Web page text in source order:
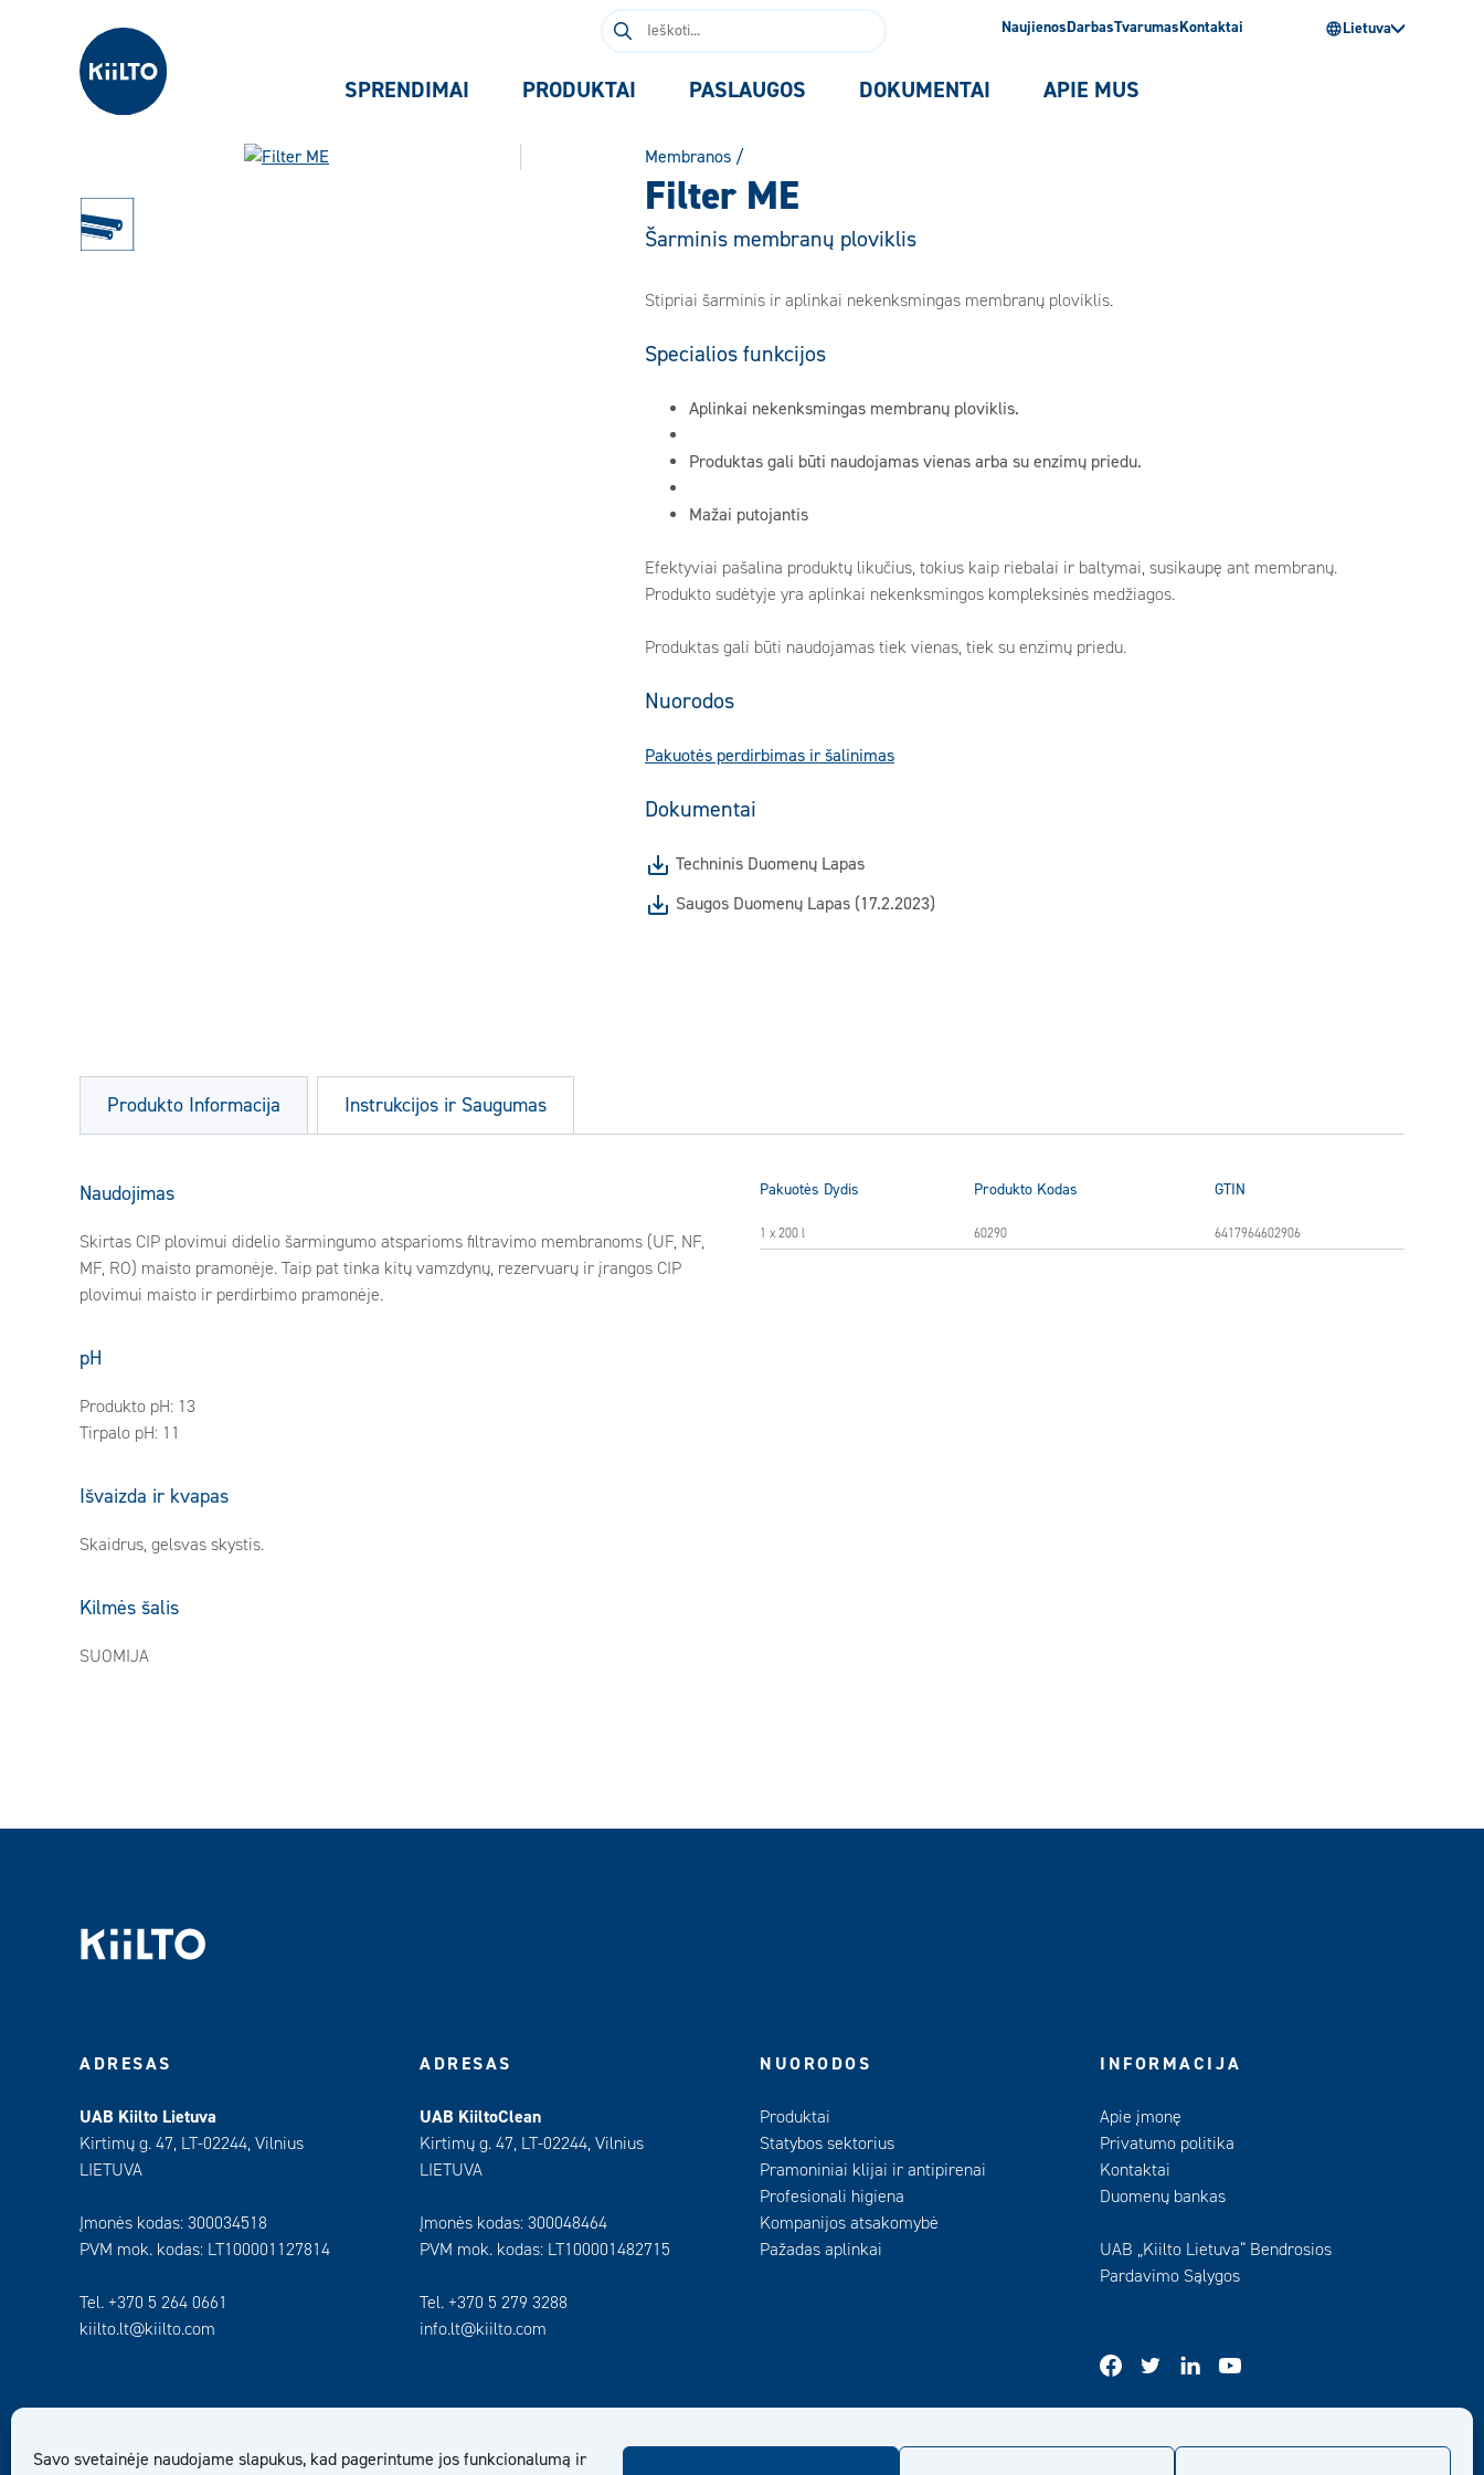
Savo svetainėje naudojame slapukus, kad pagerintume jos funkcionalumą ir
Kiilto Lietuva Ieškoti: NaujienosDarbasTvarumasKontaktai Lietuva
SPRENDIMAI PRODUKTAI PASLAUGOS DOKUMENTAI APIE MUS
Membranos /
Filter ME
Šarminis membranų ploviklis
Stipriai šarminis ir aplinkai nekenksmingas membranų ploviklis.
Specialios funkcijos
Aplinkai nekenksmingas membranų ploviklis.
Produktas gali būti naudojamas vienas arba su enzimų priedu.
Mažai putojantis
Efektyviai pašalina produktų likučius, tokius kaip riebalai ir baltymai, susikaupę ant membranų.
Produkto sudėtyje yra aplinkai nekenksmingos kompleksinės medžiagos.
Produktas gali būti naudojamas tiek vienas, tiek su enzimų priedu.
Nuorodos
Pakuotės perdirbimas ir šalinimas
Dokumentai
Techninis Duomenų Lapas
Saugos Duomenų Lapas (17.2.2023)
Produkto Informacija
Naudojimas
Skirtas CIP plovimui didelio šarmingumo atsparioms filtravimo membranoms (UF, NF,
MF, RO) maisto pramonėje. Taip pat tinka kitų vamzdynų, rezervuarų ir įrangos CIP
plovimui maisto ir perdirbimo pramonėje.
pH
Produkto pH: 13
Tirpalo pH: 11
Išvaizda ir kvapas
Skaidrus, gelsvas skystis.
Kilmės šalis
SUOMIJA
Pakuotės Dydis Produkto Kodas GTIN
1 x 200 l 60290 6417964602906
Instrukcijos ir Saugumas
ADRESAS
UAB Kiilto Lietuva
Kirtimų g. 47, LT-02244, Vilnius
LIETUVA
Įmonės kodas: 300034518
PVM mok. kodas: LT100001127814
Tel. +370 5 264 0661
kiilto.lt@kiilto.com
ADRESAS
UAB KiiltoClean
Kirtimų g. 47, LT-02244, Vilnius
LIETUVA
Įmonės kodas: 300048464
PVM mok. kodas: LT100001482715
Tel. +370 5 279 3288
info.lt@kiilto.com
NUORODOS
Produktai
Statybos sektorius
Pramoniniai klijai ir antipirenai
Profesionali higiena
Kompanijos atsakomybė
Pažadas aplinkai
INFORMACIJA
Apie įmonę
Privatumo politika
Kontaktai
Duomenų bankas
UAB „Kiilto Lietuva“ Bendrosios
Pardavimo Sąlygos
facebooktwitter linkedinyoutube